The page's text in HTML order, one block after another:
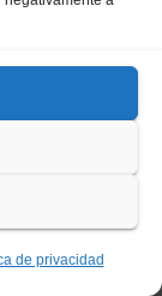
de privacidad
ante